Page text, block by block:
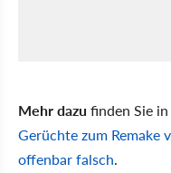
Mehr dazu finden Sie
Gerüchte zum Remake
offenbar falsch.